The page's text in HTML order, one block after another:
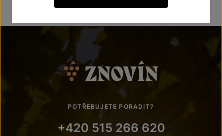
POTŘEBUJETE PORADIT?
+420 515 266 620